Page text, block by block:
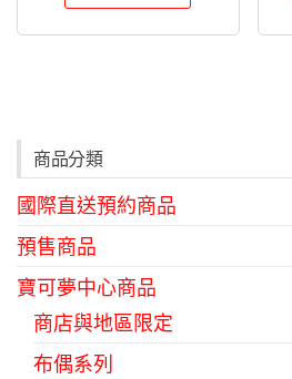
商品分類
國際直送預約商品
預售商品
寶可夢中心商品
商店與地區限定
布偶系列